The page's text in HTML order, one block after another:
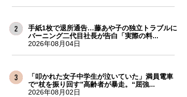
手紙1枚で退所通告…藤あや子の独立トラブルに
バーニング二代目社長が告白「実際の料...
2026年08月04日
「叩かれた女子中学生が泣いていた」満員電車
で“杖を振り回す”高齢者が暴走。“屈強...
2026年08月02日